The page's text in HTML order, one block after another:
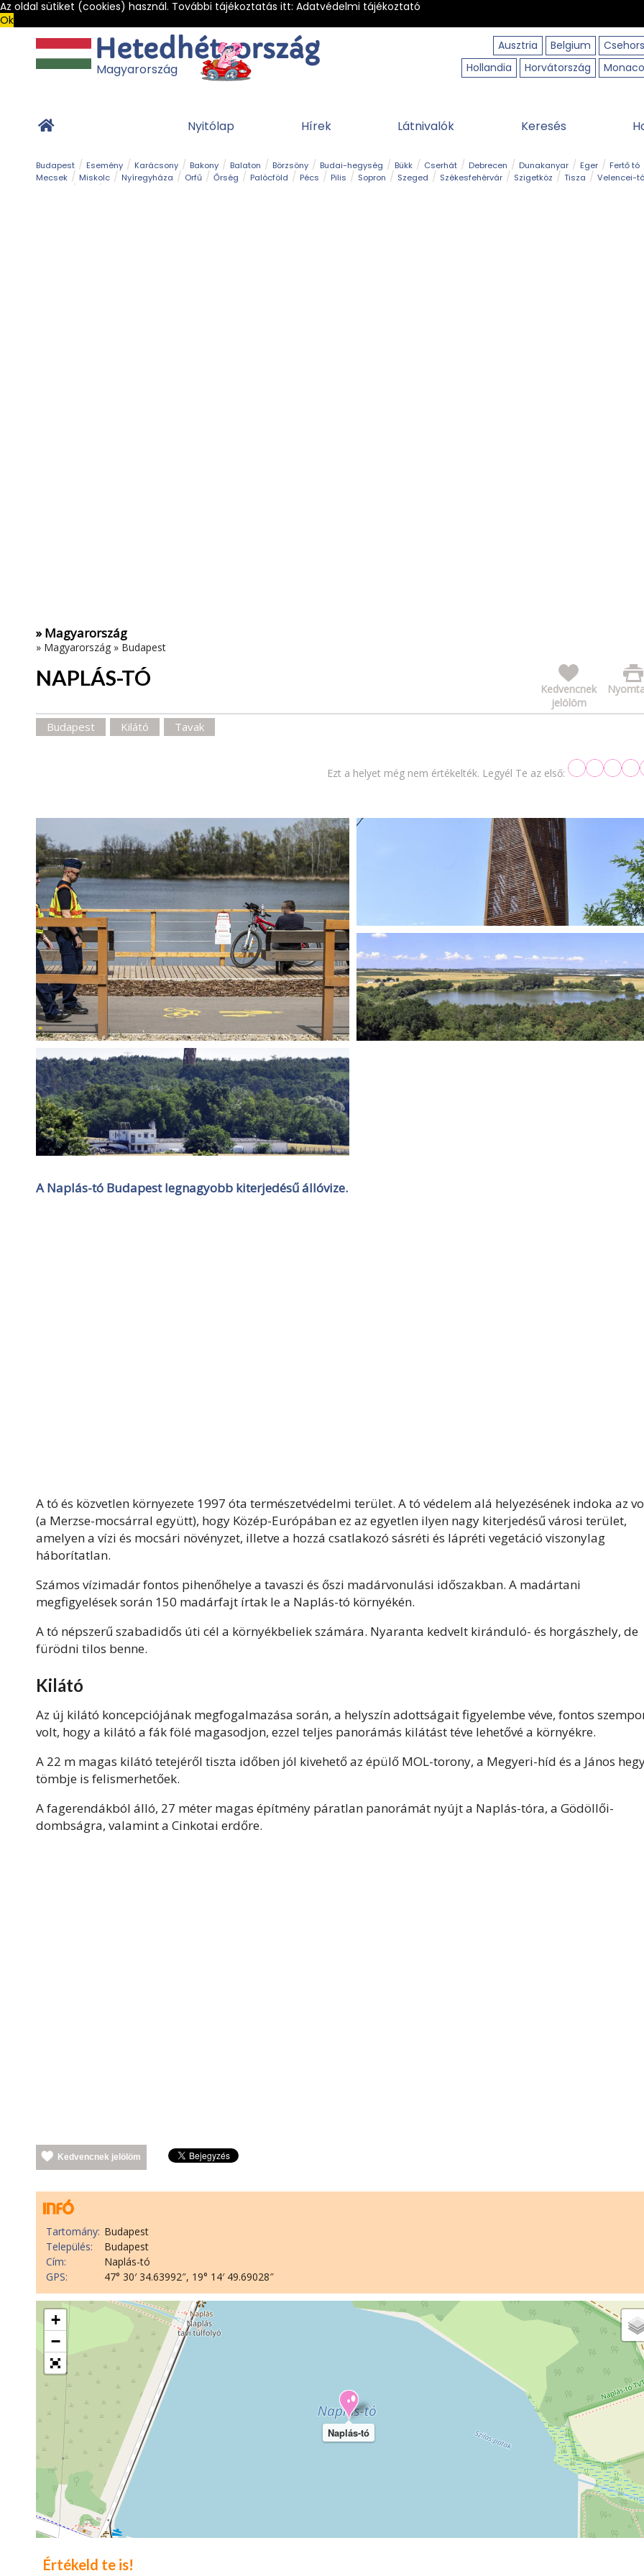
Az oldal sütiket (cookies) használ. További tájékoztatás itt: Adatvédelmi tájékoztató
Ok
Ausztria
Belgium
Hollandia
Horvátország Monaco
Magyarország
Nyitólap Hírek Látnivalók Keresés
Budapest Esemény Karácsony Bakony Balaton Börzsöny Budai-hegység Bükk Cserhát Debrecen Dunakanyar Eger
Fertő tó
Mecsek
Miskolc Nyíregyháza Orfű Őrség Palócföld Pécs Pilis Sopron Szeged Székesfehérvár Szigetköz Tisza
Velencei-tó
» Magyarország
» Magyarország » Budapest
NAPLÁS-TÓ
Kedvencnek
jelölöm
Budapest Kilátó Tavak
Ezt a helyet még nem értékelték. Legyél Te az első:
A Naplás-tó Budapest legnagyobb kiterjedésű állóvize.
A tó és közvetlen környezete 1997 óta természetvédelmi terület. A tó védelem alá helyezésének indoka az
(a Merzse-mocsárral együtt), hogy Közép-Európában ez az egyetlen ilyen nagy kiterjedésű városi terület,
amelyen a vízi és mocsári növényzet, illetve a hozzá csatlakozó sásréti és lápréti vegetáció viszonylag
háborítatlan.
Számos vízimadár fontos pihenőhelye a tavaszi és őszi madárvonulási időszakban. A madártani
megfigyelések során 150 madárfajt írtak le a Naplás-tó környékén.
A tó népszerű szabadidős úti cél a környékbeliek számára. Nyaranta kedvelt kiránduló- és horgászhely, de
fürödni tilos benne.
Kilátó
Az új kilátó koncepciójának megfogalmazása során, a helyszín adottságait figyelembe véve, fontos
volt, hogy a kilátó a fák fölé magasodjon, ezzel teljes panorámás kilátást téve lehetővé a környékre.
A 22 m magas kilátó tetejéről tiszta időben jól kivehető az épülő MOL-torony, a Megyeri-híd és a János
tömbje is felismerhetőek.
A fagerendákból álló, 27 méter magas építmény páratlan panorámát nyújt a Naplás-tóra, a Gödöllői-
dombságra, valamint a Cinkotai erdőre.
Kedvencnek jelölöm
Tartomány: Budapest
Település:
Budapest
Cím:
Naplás-tó
GPS:
47° 30′ 34.63992″, 19° 14′ 49.69028″
Naplás-tó
+
−
Értékeld te is!